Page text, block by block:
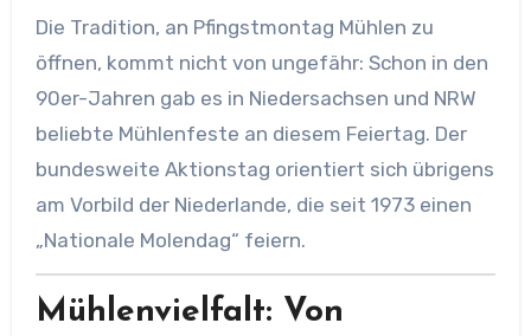
Die Tradition, an Pfingstmontag Mühlen zu
öffnen, kommt nicht von ungefähr: Schon in den
90er-Jahren gab es in Niedersachsen und NRW
beliebte Mühlenfeste an diesem Feiertag. Der
bundesweite Aktionstag orientiert sich übrigens
am Vorbild der Niederlande, die seit 1973 einen
„Nationale Molendag“ feiern.
Mühlenvielfalt: Von